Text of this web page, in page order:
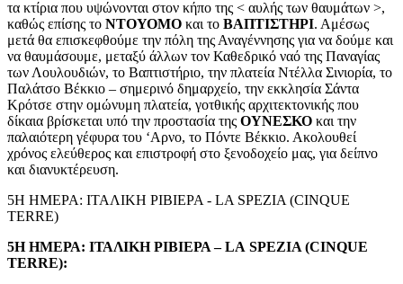
τα κτίρια που υψώνονται στον κήπο της < αυλής των θαυμάτων >,
καθώς επίσης το ΝΤΟΥΟΜΟ και το ΒΑΠΤΙΣΤΗΡΙ. Αμέσως
μετά θα επισκεφθούμε την πόλη της Αναγέννησης για να δούμε και
να θαυμάσουμε, μεταξύ άλλων τον Καθεδρικό ναό της Παναγίας
των Λουλουδιών, το Βαπτιστήριο, την πλατεία Ντέλλα Σινιορία, το
Παλάτσο Βέκκιο – σημερινό δημαρχείο, την εκκλησία Σάντα
Κρότσε στην ομώνυμη πλατεία, γοτθικής αρχιτεκτονικής που
δίκαια βρίσκεται υπό την προστασία της ΟΥΝΕΣΚΟ και την
παλαιότερη γέφυρα του ‘Αρνο, το Πόντε Βέκκιο. Ακολουθεί
χρόνος ελεύθερος και επιστροφή στο ξενοδοχείο μας, για δείπνο
και διανυκτέρευση.
5Η ΗΜΕΡΑ: ΙΤΑΛΙΚΗ ΡΙΒΙΕΡΑ - LA SPEZIA (CINQUE
TERRE)
5Η ΗΜΕΡΑ: ΙΤΑΛΙΚΗ ΡΙΒΙΕΡΑ –LA SPEZIA (CINQUE
TERRE):